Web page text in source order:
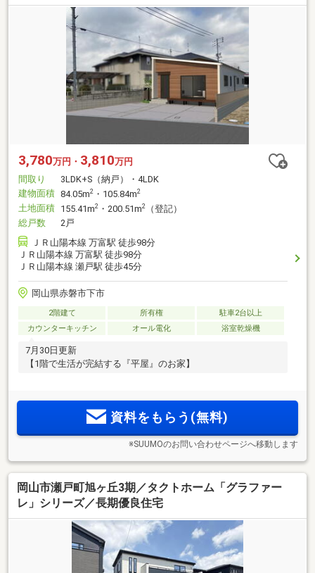
3,780万円・ 3,810万円
間取り
3LDK+S（納戸）・4LDK
建物面積 84.05m2 ・105.84m2
土地面積 155.41m2 ・200.51m2
（登記）
総戸数
2戸
ＪＲ山陽本線 万富駅 徒歩98分
ＪＲ山陽本線 万富駅 徒歩98分
ＪＲ山陽本線 瀬戸駅 徒歩45分
岡山県赤磐市下市
2階建て 所有権
駐車2台以上
カウンターキッチン
オール電化 浴室乾燥機
7月30日更新
【1階で生活が完結する『平屋』のお家】
資料をもらう(無料)
※SUUMOのお問い合わせページへ移動します
岡山市瀬戸町旭ヶ丘3期／タクトホーム「グラファー
レ」シリーズ／長期優良住宅